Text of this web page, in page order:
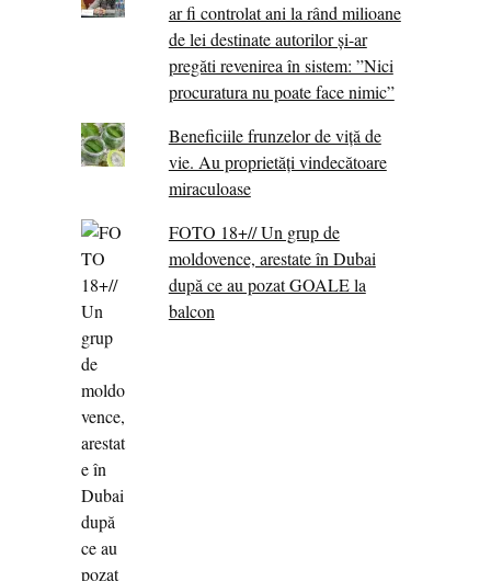
ar fi controlat ani la rând milioane
de lei destinate autorilor și-ar
pregăti revenirea în sistem: ”Nici
procuratura nu poate face nimic”
Beneficiile frunzelor de viță de
vie. Au proprietăţi vindecătoare
miraculoase
FOTO 18+// Un grup de
moldovence, arestate în Dubai
după ce au pozat GOALE la
balcon